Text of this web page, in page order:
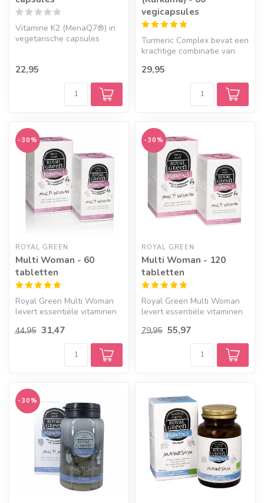
Vitamine K2 (MenaQ7®) in
vegetarische capsules
22,95
vegicapsules
Turmeric Complex bevat een
krachtige combinatie van
zwarte...
29,95
-30%
ROYAL GREEN
Multi Woman - 60
tabletten
Royal Green Multi Woman
levert essentiële vitaminen
n...
44,95 31,47
-30%
ROYAL GREEN
Multi Woman - 120
tabletten
Royal Green Multi Woman
levert essentiële vitaminen
n...
79,95 55,97
-30%